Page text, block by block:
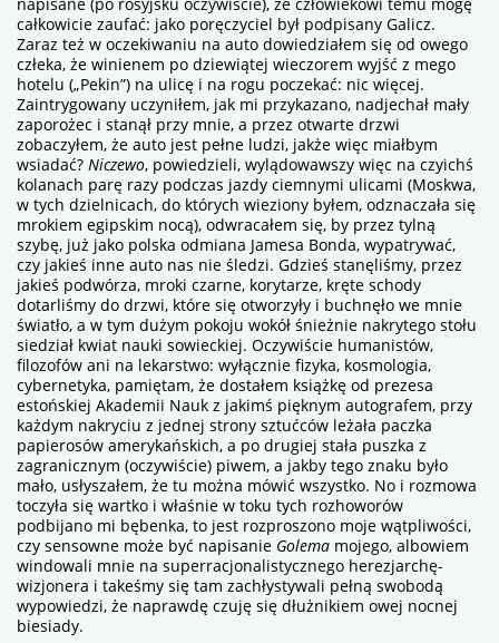
całkowicie zaufać: jako poręczyciel był podpisany Galicz.
Zaraz też w oczekiwaniu na auto dowiedziałem się od owego
człeka, że winienem po dziewiątej wieczorem wyjść z mego
hotelu („Pekin”) na ulicę i na rogu poczekać: nic więcej.
Zaintrygowany uczyniłem, jak mi przykazano, nadjechał mały
zaporożec i stanął przy mnie, a przez otwarte drzwi
zobaczyłem, że auto jest pełne ludzi, jakże więc miałbym
wsiadać? Niczewo, powiedzieli, wylądowawszy więc na czyichś
kolanach parę razy podczas jazdy ciemnymi ulicami (Moskwa,
w tych dzielnicach, do których wieziony byłem, odznaczała się
mrokiem egipskim nocą), odwracałem się, by przez tylną
szybę, już jako polska odmiana Jamesa Bonda, wypatrywać,
czy jakieś inne auto nas nie śledzi. Gdzieś stanęliśmy, przez
jakieś podwórza, mroki czarne, korytarze, kręte schody
dotarliśmy do drzwi, które się otworzyły i buchnęło we mnie
światło, a w tym dużym pokoju wokół śnieżnie nakrytego stołu
siedział kwiat nauki sowieckiej. Oczywiście humanistów,
filozofów ani na lekarstwo: wyłącznie fizyka, kosmologia,
cybernetyka, pamiętam, że dostałem książkę od prezesa
estońskiej Akademii Nauk z jakimś pięknym autografem, przy
każdym nakryciu z jednej strony sztućców leżała paczka
papierosów amerykańskich, a po drugiej stała puszka z
zagranicznym (oczywiście) piwem, a jakby tego znaku było
mało, usłyszałem, że tu można mówić wszystko. No i rozmowa
toczyła się wartko i właśnie w toku tych rozhoworów
podbijano mi bębenka, to jest rozproszono moje wątpliwości,
czy sensowne może być napisanie Golema mojego, albowiem
windowali mnie na superracjonalistycznego herezjarchę-
wizjonera i takeśmy się tam zachłystywali pełną swobodą
wypowiedzi, że naprawdę czuję się dłużnikiem owej nocnej
biesiady.